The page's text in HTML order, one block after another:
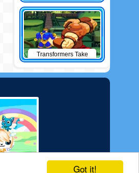
Got it!
Transformers Take
Down